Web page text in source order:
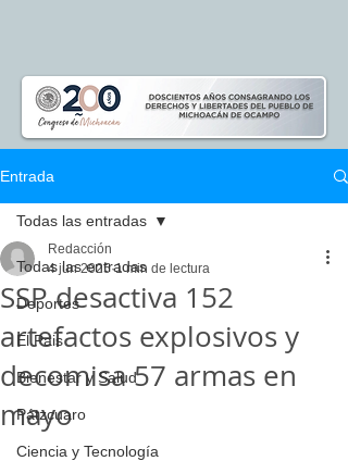
Entrada
Todas las entradas
Deportes
El Pais
Bienestar y Salud
Pátzcuaro
Ciencia y Tecnología
Todas las entradas
SSP desactiva 152
artefactos explosivos y
decomisa 57 armas en
mayo
Redacción
4 jun 2025 1 min de lectura